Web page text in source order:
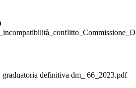
graduatoria definitiva dm_ 66_2023.pdf